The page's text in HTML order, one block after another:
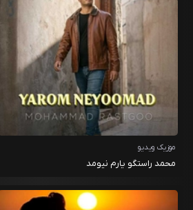
موزیک ویدیو
محمد راستگو یارم نیومد